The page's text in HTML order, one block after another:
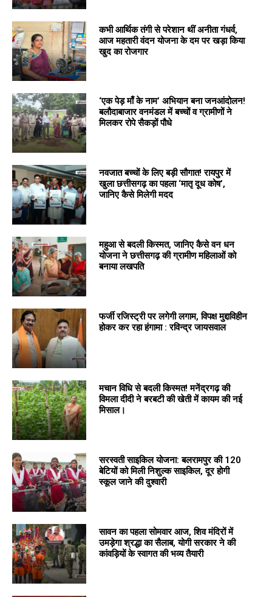
कभी आर्थिक तंगी से परेशान थीं अनीता गंधर्व,
आज महतारी वंदन योजना के दम पर खड़ा किया
खुद का रोजगार
‘एक पेड़ माँ के नाम’ अभियान बना जनआंदोलन!
बलौदाबाजार वनमंडल में बच्चों व ग्रामीणों ने
मिलकर रोपे सैकड़ों पौधे
नवजात बच्चों के लिए बड़ी सौगात! रायपुर में
खुला छत्तीसगढ़ का पहला ‘मातृ दूध कोष’,
जानिए कैसे मिलेगी मदद
महुआ से बदली किस्मत, जानिए कैसे वन धन
योजना ने छत्तीसगढ़ की ग्रामीण महिलाओं को
बनाया लखपति
फर्जी रजिस्ट्री पर लगेगी लगाम, विपक्ष मुद्दाविहीन
होकर कर रहा हंगामा : रविन्द्र जायसवाल
मचान विधि से बदली किस्मत! मनेंद्रगढ़ की
विमला दीदी ने बरबटी की खेती में कायम की नई
मिसाल।
सरस्वती साइकिल योजना: बलरामपुर की 120
बेटियों को मिली निशुल्क साइकिल, दूर होगी
स्कूल जाने की दुश्वारी
सावन का पहला सोमवार आज, शिव मंदिरों में
उमड़ेगा श्रद्धा का सैलाब, योगी सरकार ने की
कांवड़ियों के स्वागत की भव्य तैयारी